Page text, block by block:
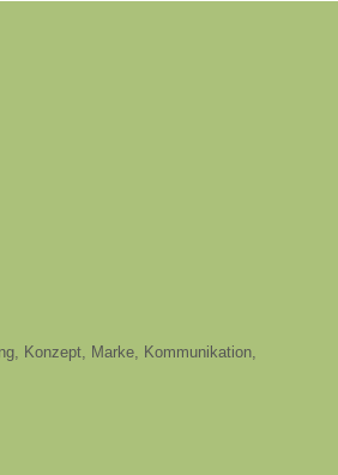
Konzept, Marke, Kommunikation,